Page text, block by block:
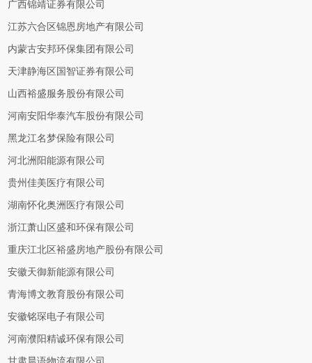
广西锦靖证券有限公司
江苏六合区锦恩房地产有限公司
内蒙古安邦环保集团有限公司
天津静海区国智证券有限公司
山西裕盛服务股份有限公司
河南安阳华泰汽车股份有限公司
黑龙江名梦保险有限公司
河北洲阳能源有限公司
贵州佳美医疗有限公司
湖南怀化奥洲医疗有限公司
浙江萧山区盛和环保有限公司
重庆江北区裕盛房地产股份有限公司
安徽天御新能源有限公司
青海博文教育股份有限公司
安徽铭琛电子有限公司
河南濮阳精诚环保有限公司